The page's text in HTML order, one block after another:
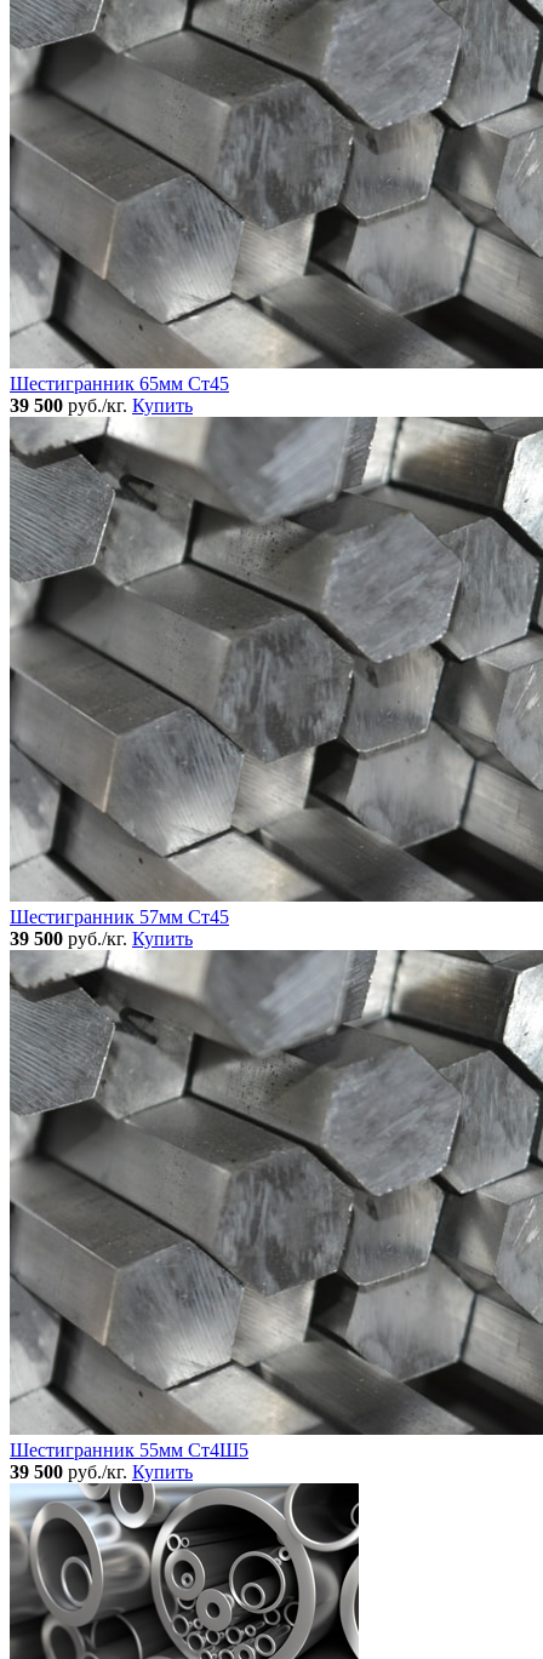
Шестигранник 65мм Ст45
39 500 руб./кг. Купить
Шестигранник 57мм Ст45
39 500 руб./кг. Купить
Шестигранник 55мм Ст4Ш5
39 500 руб./кг. Купить